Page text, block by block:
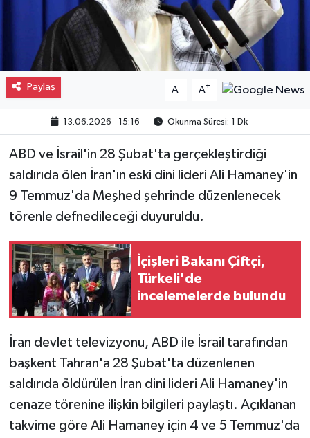
Paylaş A- A+
13.06.2026 - 15:16 Okunma Süresi: 1 Dk
ABD ve İsrail'in 28 Şubat'ta gerçekleştirdiği
saldırıda ölen İran'ın eski dini lideri Ali Hamaney'in
9 Temmuz'da Meşhed şehrinde düzenlenecek
törenle defnedileceği duyuruldu.
İçişleri Bakanı Çiftçi,
Türkeli'de
incelemelerde bulundu
İran devlet televizyonu, ABD ile İsrail tarafından
başkent Tahran'a 28 Şubat'ta düzenlenen
saldırıda öldürülen İran dini lideri Ali Hamaney'in
cenaze törenine ilişkin bilgileri paylaştı. Açıklanan
takvime göre Ali Hamaney için 4 ve 5 Temmuz'da
Eğitim